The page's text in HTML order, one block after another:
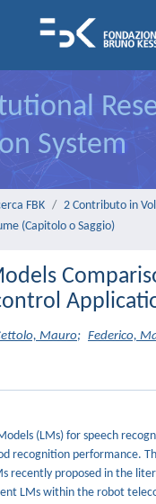
System
FBK
2 Contributo in
(Capitolo o Saggio)
Mauro; Federico,
(LMs) for speech
recognition performance.
recently proposed in the
LMs within the robot